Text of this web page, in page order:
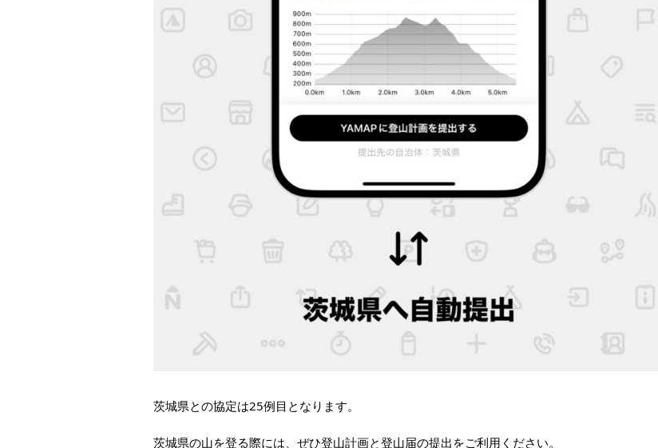
茨城県との協定は25例目となります。
茨城県の山を登る際には、ぜひ登山計画と登山届の提出をご利用ください。